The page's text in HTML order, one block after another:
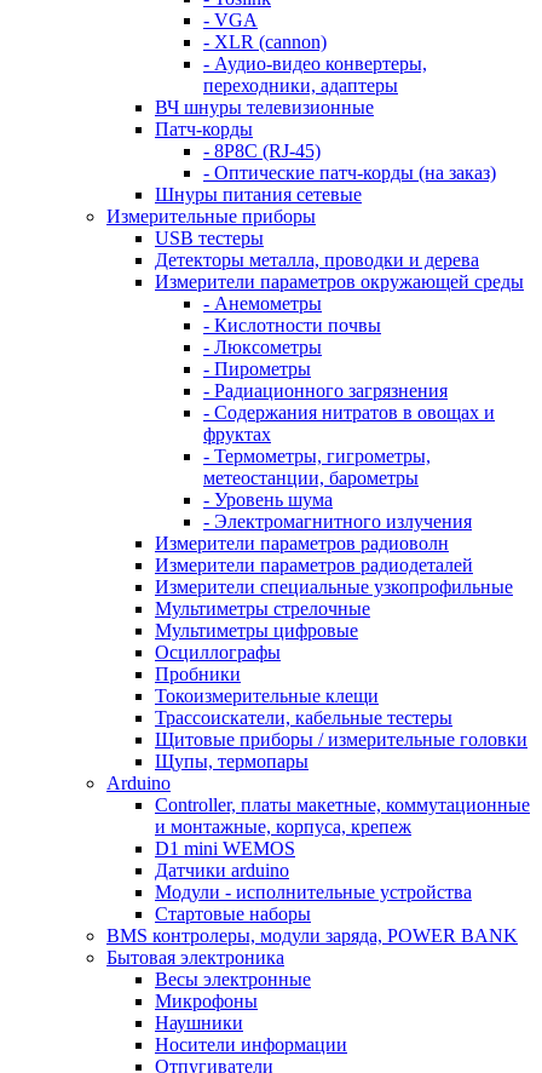
- VGA
- XLR (cannon)
- Аудио-видео конвертеры,
переходники, адаптеры
ВЧ шнуры телевизионные
Патч-корды
- 8P8C (RJ-45)
- Оптические патч-корды (на заказ)
Шнуры питания сетевые
Измерительные приборы
USB тестеры
Детекторы металла, проводки и дерева
Измерители параметров окружающей среды
- Анемометры
- Кислотности почвы
- Люксометры
- Пирометры
- Радиационного загрязнения
- Содержания нитратов в овощах и
фруктах
- Термометры, гигрометры,
метеостанции, барометры
- Уровень шума
- Электромагнитного излучения
Измерители параметров радиоволн
Измерители параметров радиодеталей
Измерители специальные узкопрофильные
Мультиметры стрелочные
Мультиметры цифровые
Осциллографы
Пробники
Токоизмерительные клещи
Трассоискатели, кабельные тестеры
Щитовые приборы / измерительные головки
Щупы, термопары
Arduino
Controller, платы макетные, коммутационные
и монтажные, корпуса, крепеж
D1 mini WEMOS
Датчики arduino
Модули - исполнительные устройства
Стартовые наборы
BMS контролеры, модули заряда, POWER BANK
Бытовая электроника
Весы электронные
Микрофоны
Наушники
Носители информации
Отпугиватели